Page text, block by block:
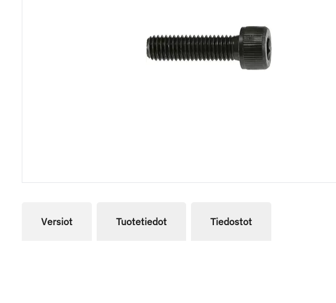
Versiot Tuotetiedot Tiedostot